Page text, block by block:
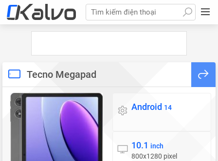
Tìm kiếm điện thoại
Tecno Megapad
Hệ điều hành
Android 14
Màn hình
10.1 inch
800x1280 pixel